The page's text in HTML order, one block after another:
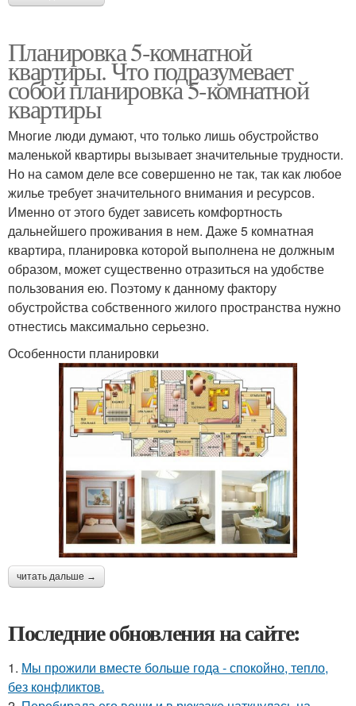
Планировка 5-комнатной
квартиры. Что подразумевает
собой планировка 5-комнатной
квартиры
Многие люди думают, что только лишь обустройство
маленькой квартиры вызывает значительные трудности.
Но на самом деле все совершенно не так, так как любое
жилье требует значительного внимания и ресурсов.
Именно от этого будет зависеть комфортность
дальнейшего проживания в нем. Даже 5 комнатная
квартира, планировка которой выполнена не должным
образом, может существенно отразиться на удобстве
пользования ею. Поэтому к данному фактору
обустройства собственного жилого пространства нужно
отнестись максимально серьезно.
Особенности планировки
читать дальше →
Последние обновления на сайте:
1. Мы прожили вместе больше года - спокойно, тепло,
без конфликтов.